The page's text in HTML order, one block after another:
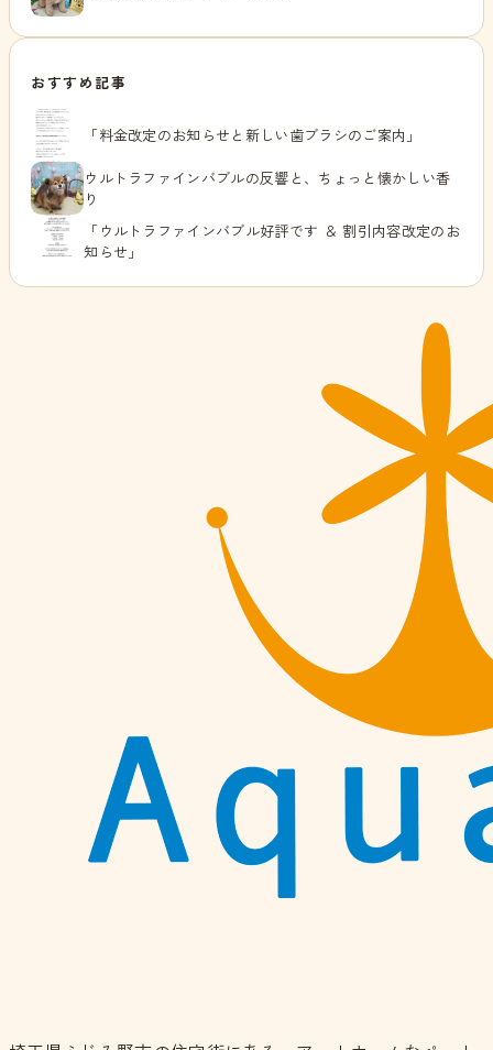
おすすめ記事
「料金改定のお知らせと新しい歯ブラシのご案内」
ウルトラファインバブルの反響と、ちょっと懐かしい香
り
「ウルトラファインバブル好評です ＆ 割引内容改定のお
知らせ」